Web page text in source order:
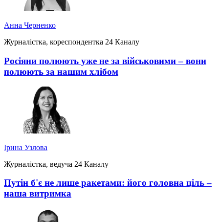
Анна Черненко
Журналістка, кореспондентка 24 Каналу
Росіяни полюють уже не за військовими – вони
полюють за нашим хлібом
Ірина Узлова
Журналістка, ведуча 24 Каналу
Путін б'є не лише ракетами: його головна ціль –
наша витримка